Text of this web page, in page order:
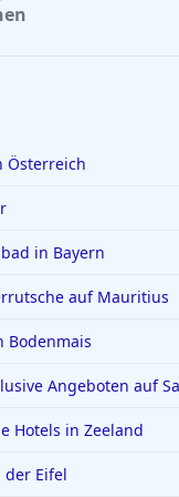
Haag
Österreich
in Bayern
auf Mauritius
Bodenmais
Angeboten auf
Hotels in Zeeland
der Eifel